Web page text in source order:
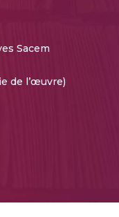
Sacem
de l’œuvre)